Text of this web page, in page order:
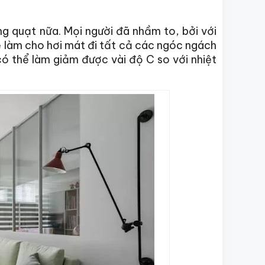
quạt nữa. Mọi người đã nhầm to, bởi với
cho hơi mát đi tất cả các ngóc ngách
thể làm giảm được vài độ C so với nhiệt